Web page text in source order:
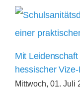
Mit
hessischer
Mittwoch, 01. Juli